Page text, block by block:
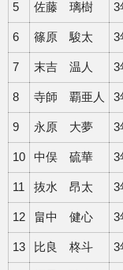
5 佐藤 璃樹 3
6 篠原 駿太 3
7 末吉 温人 3
8 寺師 覇亜人 3
9 永原 大夢 3
10 中俣 硫華 3
11 抜水 昂太 3
12 畠中 健心 3
13 比良 柊斗 3